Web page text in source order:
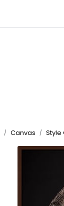
Canvas Style